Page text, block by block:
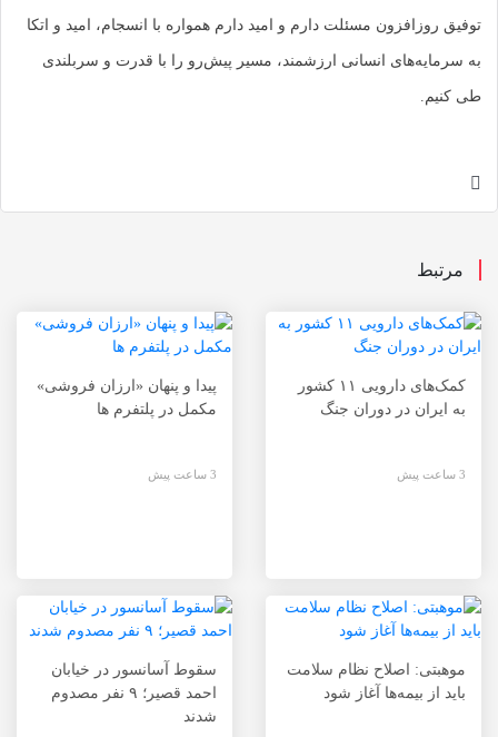
توفیق روزافزون مسئلت دارم و امید دارم همواره با انسجام، امید و اتکا
به سرمایه‌های انسانی ارزشمند، مسیر پیش‌رو را با قدرت و سربلندی
طی کنیم.
مرتبط
کمک‌های دارویی ۱۱ کشور
به ایران در دوران جنگ
پیدا و پنهان «ارزان فروشی»
مکمل در پلتفرم ها
موهبتی: اصلاح نظام سلامت
باید از بیمه‌ها آغاز شود
سقوط آسانسور در خیابان
احمد قصیر؛ ۹ نفر مصدوم
شدند